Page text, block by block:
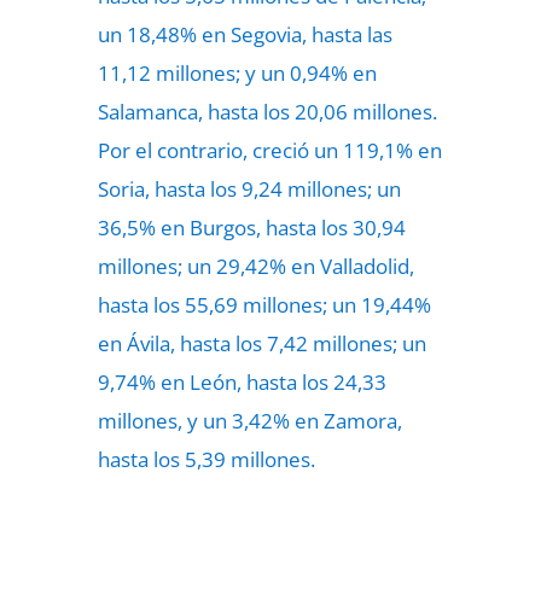
un 18,48% en Segovia, hasta las
11,12 millones; y un 0,94% en
Salamanca, hasta los 20,06 millones.
Por el contrario, creció un 119,1% en
Soria, hasta los 9,24 millones; un
36,5% en Burgos, hasta los 30,94
millones; un 29,42% en Valladolid,
hasta los 55,69 millones; un 19,44%
en Ávila, hasta los 7,42 millones; un
9,74% en León, hasta los 24,33
millones, y un 3,42% en Zamora,
hasta los 5,39 millones.